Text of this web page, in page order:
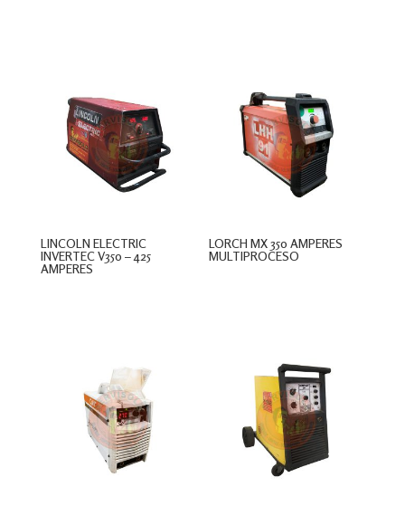
LINCOLN ELECTRIC
INVERTEC V350 – 425
AMPERES
LORCH MX 350 AMPERES
MULTIPROCESO